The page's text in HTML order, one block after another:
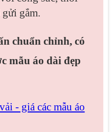
gửi gắm.
chuẩn chỉnh, có
mẫu áo dài đẹp
- giá các mẫu áo